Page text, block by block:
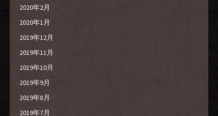
2020年2月
2020年1月
2019年12月
2019年11月
2019年10月
2019年9月
2019年8月
2019年7月